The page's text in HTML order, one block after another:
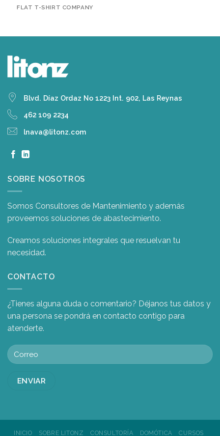
FLAT T-SHIRT COMPANY
Blvd. Díaz Ordaz No 1223 Int. 902, Las Reynas
462 109 2234
lnava@litonz.com
SOBRE NOSOTROS
Somos Consultores de Mantenimiento y además
proveemos soluciones de abastecimiento.
Creamos soluciones integrales que resuelvan tu
necesidad.
CONTACTO
¿Tienes alguna duda o comentario? Déjanos tus datos y
una persona se pondrá en contacto contigo para
atenderte.
INICIO SOBRE LITONZ CONSULTORÍA DOMÓTICA CURSOS